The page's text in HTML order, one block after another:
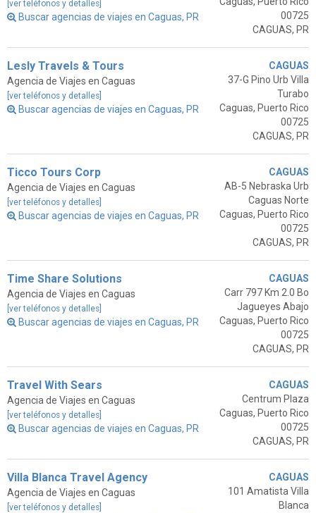
[ver teléfonos y detalles]
Buscar agencias de viajes en Caguas, PR
00725
CAGUAS, PR
Lesly Travels & Tours
Agencia de Viajes en Caguas
[ver teléfonos y detalles]
Buscar agencias de viajes en Caguas, PR
CAGUAS
37-G Pino Urb Villa
Turabo
Caguas, Puerto Rico
00725
CAGUAS, PR
Ticco Tours Corp
Agencia de Viajes en Caguas
[ver teléfonos y detalles]
Buscar agencias de viajes en Caguas, PR
CAGUAS
AB-5 Nebraska Urb
Caguas Norte
Caguas, Puerto Rico
00725
CAGUAS, PR
Time Share Solutions
Agencia de Viajes en Caguas
[ver teléfonos y detalles]
Buscar agencias de viajes en Caguas, PR
CAGUAS
Carr 797 Km 2.0 Bo
Jagueyes Abajo
Caguas, Puerto Rico
00725
CAGUAS, PR
Travel With Sears
Agencia de Viajes en Caguas
[ver teléfonos y detalles]
Buscar agencias de viajes en Caguas, PR
CAGUAS
Centrum Plaza
Caguas, Puerto Rico
00725
CAGUAS, PR
Villa Blanca Travel Agency
Agencia de Viajes en Caguas
[ver teléfonos y detalles]
CAGUAS
101 Amatista Villa
Blanca